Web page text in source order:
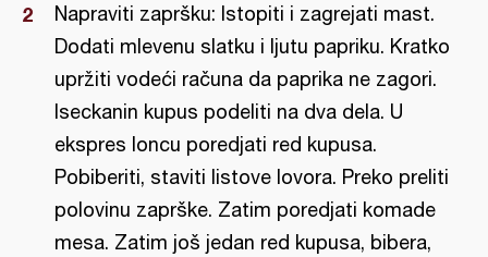
Napraviti zapršku: Istopiti i zagrejati mast.
Dodati mlevenu slatku i ljutu papriku. Kratko
upržiti vodeći računa da paprika ne zagori.
Iseckanin kupus podeliti na dva dela. U
ekspres loncu poredjati red kupusa.
Pobiberiti, staviti listove lovora. Preko preliti
polovinu zaprške. Zatim poredjati komade
mesa. Zatim još jedan red kupusa, bibera,